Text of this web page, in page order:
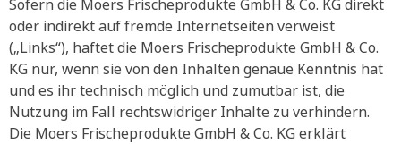
Sofern die Moers Frischeprodukte GmbH & Co. KG direkt
oder indirekt auf fremde Internetseiten verweist
(„Links“), haftet die Moers Frischeprodukte GmbH & Co.
KG nur, wenn sie von den Inhalten genaue Kenntnis hat
und es ihr technisch möglich und zumutbar ist, die
Nutzung im Fall rechtswidriger Inhalte zu verhindern.
Die Moers Frischeprodukte GmbH & Co. KG erklärt